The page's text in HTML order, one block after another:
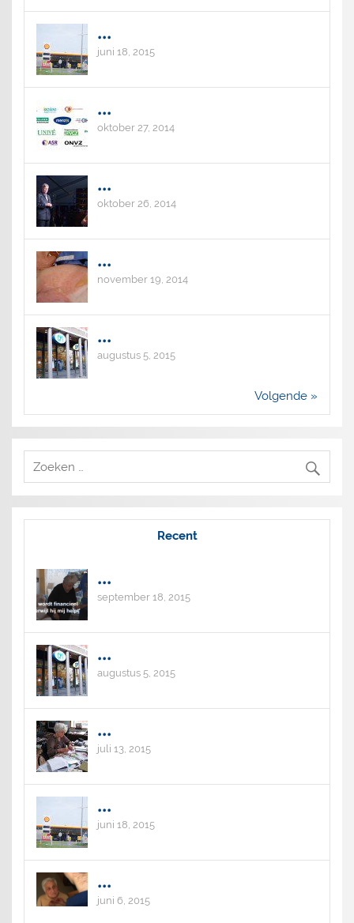
...
juni 18, 2015
...
oktober 27, 2014
...
oktober 26, 2014
...
november 19, 2014
...
augustus 5, 2015
Volgende »
Recent
...
september 18, 2015
...
augustus 5, 2015
...
juli 13, 2015
...
juni 18, 2015
...
juni 6, 2015